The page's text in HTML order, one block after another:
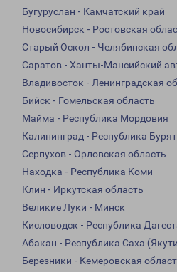
Бугуруслан - Камчатский край
Новосибирск - Ростовская
Старый Оскол - Челябинская
Саратов - Ханты-Мансийский
Владивосток - Ленинградская
Бийск - Гомельская область
Майма - Республика Мордовия
Калининград - Республика
Серпухов - Орловская область
Находка - Республика Коми
Клин - Иркутская область
Великие Луки - Минск
Кисловодск - Республика
Абакан - Республика Саха
Березники - Кемеровская